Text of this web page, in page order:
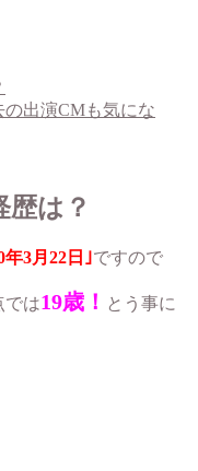
出演CMも気にな
は？
年3月22日｣ですので
では19歳！
とう事に